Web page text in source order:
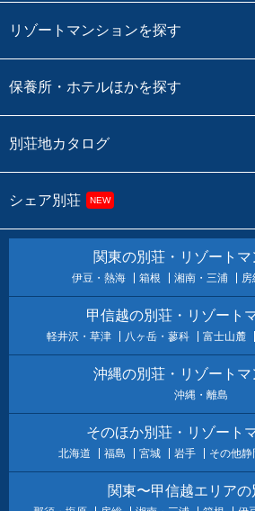
リゾートマンションを探す
保養所・ホテルほかを探す
別荘地カタログ
シェア別荘 NEW
関東の別荘・リゾートマ
伊豆・熱海 箱根 湘南・三浦 房
甲信越の別荘・リゾート
軽井沢・草津 八ヶ岳・蓼科 富士山麓
沖縄の別荘・リゾートマ
沖縄・離島
そのほか別荘・リゾート
北海道 福島 宮城 岩手 その他静
関東〜甲信越エリアの